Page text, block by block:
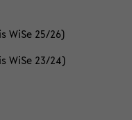
WiSe 25/26)
WiSe 23/24)